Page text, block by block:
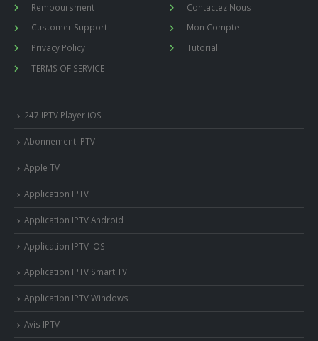
Remboursment
Customer Support
Privacy Policy
TERMS OF SERVICE
Contactez Nous
Mon Compte
Tutorial
247 IPTV Player iOS
Abonnement IPTV
Apple TV
Application IPTV
Application IPTV Android
Application IPTV iOS
Application IPTV Smart TV
Application IPTV Windows
Avis IPTV